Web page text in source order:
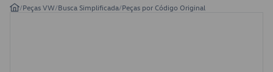
/Peças VW/Busca Simplificada/Peças por Código Original